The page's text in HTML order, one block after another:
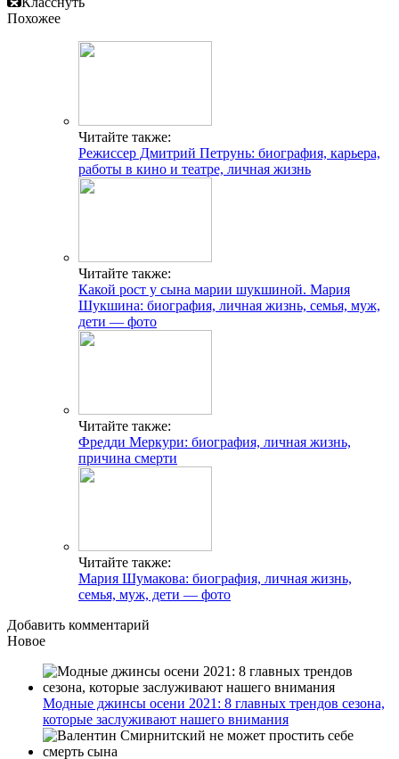
Похожее
Читайте также:
Режиссер Дмитрий Петрунь: биография, карьера,
работы в кино и театре, личная жизнь
Читайте также:
Какой рост у сына марии шукшиной. Мария
Шукшина: биография, личная жизнь, семья, муж,
дети — фото
Читайте также:
Фредди Меркури: биография, личная жизнь,
причина смерти
Читайте также:
Мария Шумакова: биография, личная жизнь,
семья, муж, дети — фото
Добавить комментарий
Новое
Модные джинсы осени 2021: 8 главных трендов сезона,
которые заслуживают нашего внимания